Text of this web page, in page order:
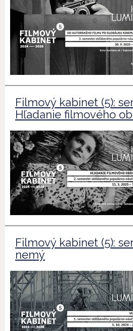
Filmový kabinet (5):
Hľadanie filmového
Filmový kabinet (5):
nemý